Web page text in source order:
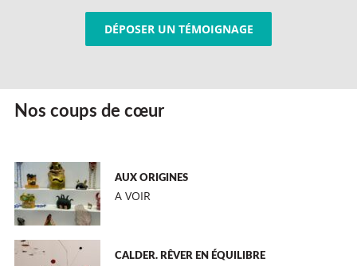
DÉPOSER UN TÉMOIGNAGE
Nos coups de cœur
AUX ORIGINES
A VOIR
CALDER. RÊVER EN ÉQUILIBRE